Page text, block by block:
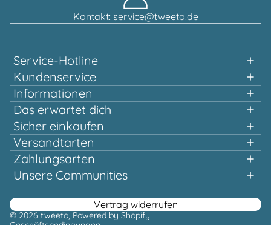
Kontakt: service@tweeto.de
Service-Hotline
Unterstützung und Beratung unter:
0151 58707657
Mo-Di & Do-Fr, 10:00 - 12:00 Uhr
Oder über unser
Kundenservice
Informationen
Das erwartet dich
Schnelles einkaufen
Qualität, die sich lohnt
Schon ab 100,00 € versandtkostenfrei*
Sicher einkaufen
Mehrfach ausgezeichnet und zertifiziert!
Versandtarten
Zahlungsarten
Unsere Communities
Vertrag widerrufen
© 2026 tweeto, Powered by Shopify